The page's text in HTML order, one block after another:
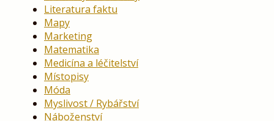
Literatura faktu
Mapy
Marketing
Matematika
Medicína a léčitelství
Místopisy
Móda
Myslivost / Rybářství
Náboženství